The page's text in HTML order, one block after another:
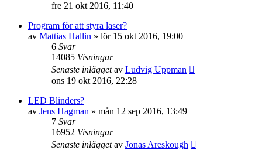
fre 21 okt 2016, 11:40
Program för att styra laser?
av Mattias Hallin » lör 15 okt 2016, 19:00
6 Svar
14085 Visningar
Senaste inläggetav Ludvig Uppman
ons 19 okt 2016, 22:28
LED Blinders?
av Jens Hagman » mån 12 sep 2016, 13:49
7 Svar
16952 Visningar
Senaste inläggetav Jonas Areskough